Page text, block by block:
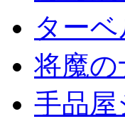
ター
将魔
手品